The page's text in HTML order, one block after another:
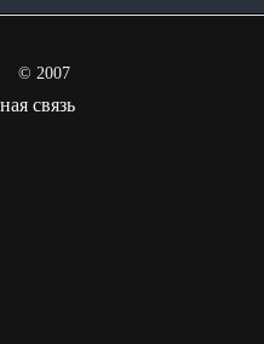
© 2007
связь